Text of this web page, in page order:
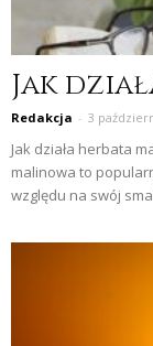
Jak
Redakcja - 3
Jak działa herbata
malinowa to
względu na swój